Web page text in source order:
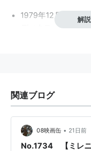
1979年12月28日、
ディクスバル生まれ
スティーグ・ラーソン
化した『ミレニアム
ト・サランデル役の
ッド大作映画にも出
解
関連ブログ
08映画缶 • 21日前
No.1734 【ミレ